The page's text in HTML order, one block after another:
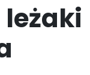
leżaki